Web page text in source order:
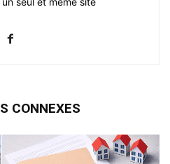
CONNEXES